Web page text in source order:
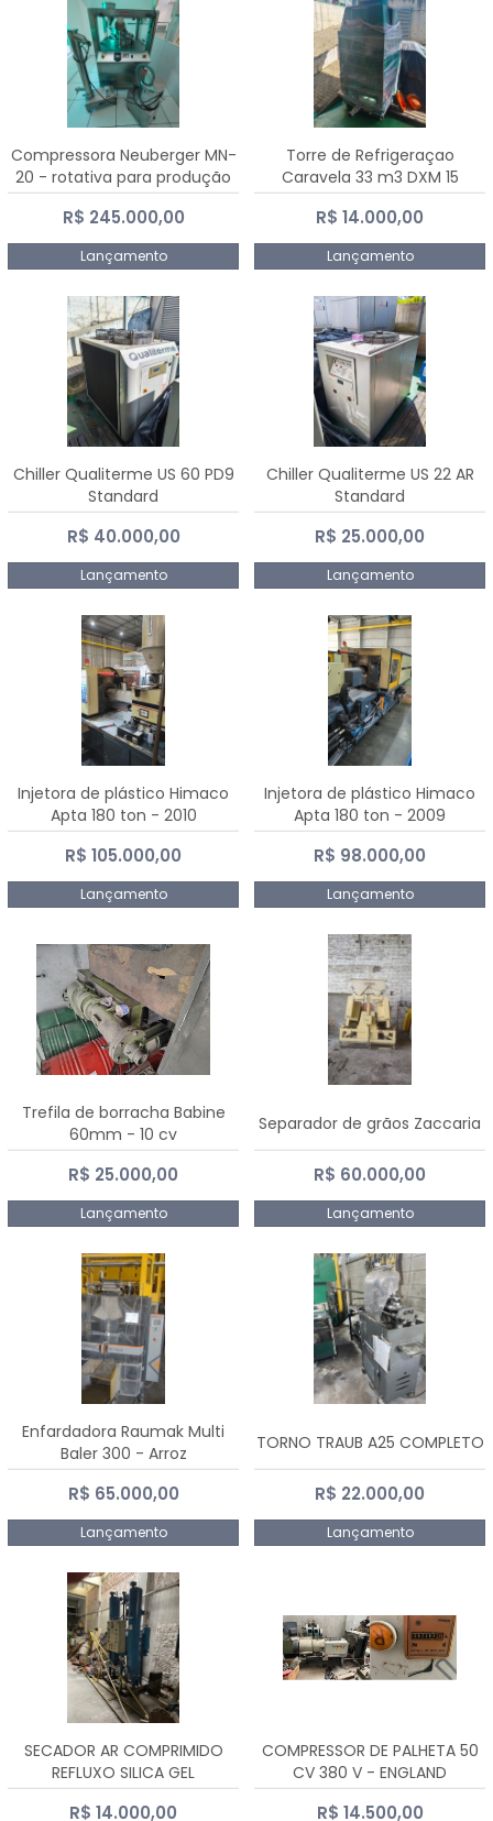
Compressora Neuberger MN-
20 - rotativa para produção
de comprimidos
R$ 245.000,00
Lançamento
Torre de Refrigeraçao
Caravela 33 m3 DXM 15
R$ 14.000,00
Lançamento
Chiller Qualiterme US 60 PD9
Standard
R$ 40.000,00
Lançamento
Chiller Qualiterme US 22 AR
Standard
R$ 25.000,00
Lançamento
Injetora de plástico Himaco
Apta 180 ton - 2010
R$ 105.000,00
Lançamento
Injetora de plástico Himaco
Apta 180 ton - 2009
R$ 98.000,00
Lançamento
Trefila de borracha Babine
60mm - 10 cv
R$ 25.000,00
Lançamento
Separador de grãos Zaccaria
R$ 60.000,00
Lançamento
Enfardadora Raumak Multi
Baler 300 - Arroz
R$ 65.000,00
Lançamento
TORNO TRAUB A25 COMPLETO
R$ 22.000,00
Lançamento
SECADOR AR COMPRIMIDO
REFLUXO SILICA GEL
R$ 14.000,00
COMPRESSOR DE PALHETA 50
CV 380 V - ENGLAND
R$ 14.500,00